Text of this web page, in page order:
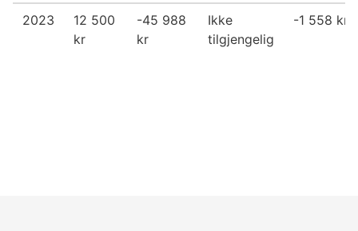
2023
12 500
kr
-45 988
kr
Ikke
tilgjengelig
-1 558 kr